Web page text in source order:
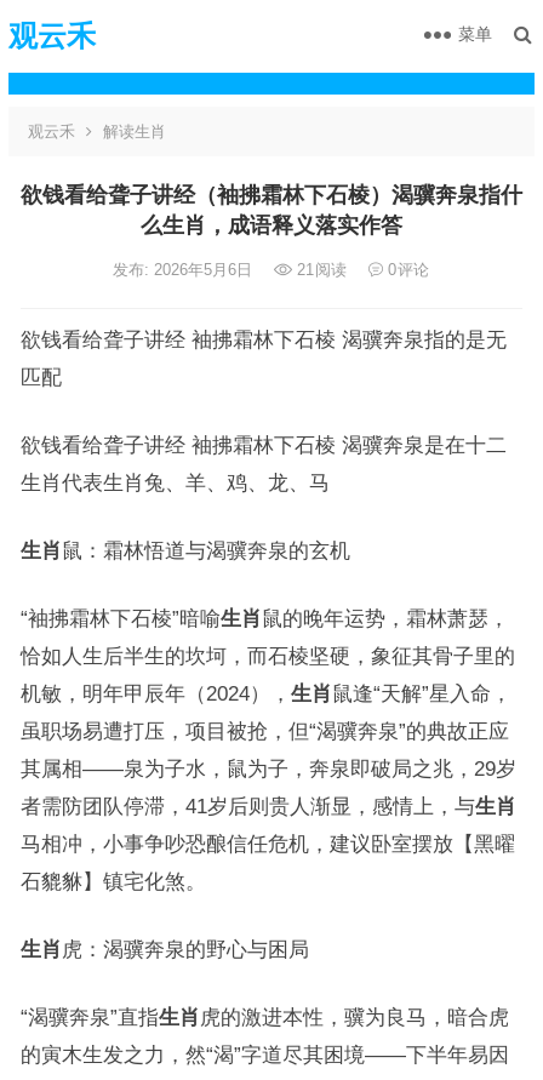
观云禾 菜单
观云禾 解读生肖
欲钱看给聋子讲经（袖拂霜林下石棱）渴骥奔泉指什
么生肖，成语释义落实作答
发布: 2026年5月6日 21阅读 0评论
欲钱看给聋子讲经 袖拂霜林下石棱 渴骥奔泉指的是无
匹配
欲钱看给聋子讲经 袖拂霜林下石棱 渴骥奔泉是在十二
生肖代表生肖兔、羊、鸡、龙、马
生肖鼠：霜林悟道与渴骥奔泉的玄机
“袖拂霜林下石棱”暗喻生肖鼠的晚年运势，霜林萧瑟，
恰如人生后半生的坎坷，而石棱坚硬，象征其骨子里的
机敏，明年甲辰年（2024）， 生肖鼠逢“天解”星入命，
虽职场易遭打压，项目被抢，但“渴骥奔泉”的典故正应
其属相——泉为子水，鼠为子，奔泉即破局之兆，29岁
者需防团队停滞，41岁后则贵人渐显，感情上，与生肖
马相冲，小事争吵恐酿信任危机，建议卧室摆放【黑曜
石貔貅】镇宅化煞。
生肖 虎：渴骥奔泉的野心与困局
“渴骥奔泉”直指生肖 虎的激进本性，骥为良马，暗合虎
的寅木生发之力，然“渴”字道尽其困境——下半年易因